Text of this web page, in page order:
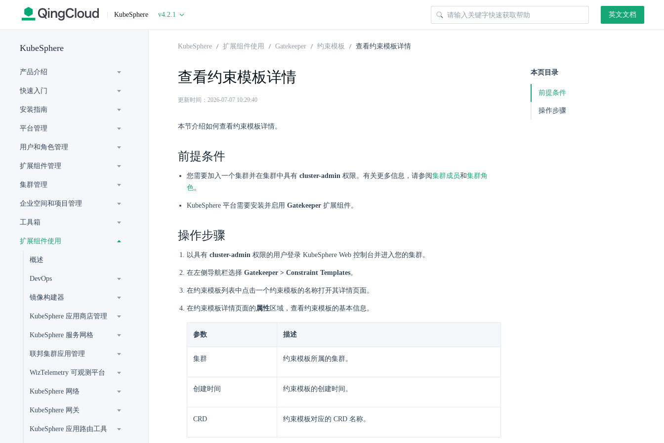
| KubeSphere v4.2.1 英文文档
KubeSphere
产品介绍
快速入门
安装指南
平台管理
用户和角色管理
扩展组件管理
集群管理
企业空间和项目管理
工具箱
扩展组件使用
概述
DevOps
镜像构建器
KubeSphere 应用商店管理
KubeSphere 服务网格
联邦集群应用管理
WizTelemetry 可观测平台
KubeSphere 网络
KubeSphere 网关
KubeSphere 应用路由工具
KubeSphere 扩展组件使用 Gatekeeper 约束模板 查看约束模板详情
查看约束模板详情
更新时间：2026-07-07 10:29:40
本节介绍如何查看约束模板详情。
前提条件
您需要加入一个集群并在集群中具有 cluster-admin 权限。有关更多信息，请参阅集群成员和集群角
色。
KubeSphere 平台需要安装并启用 Gatekeeper 扩展组件。
操作步骤
以具有 cluster-admin 权限的用户登录 KubeSphere Web 控制台并进入您的集群。
在左侧导航栏选择 Gatekeeper > Constraint Templates。
在约束模板列表中点击一个约束模板的名称打开其详情页面。
在约束模板详情页面的属性 区域，查看约束模板的基本信息。
参数 描述
集群 约束模板所属的集群。
创建时间 约束模板的创建时间。
CRD 约束模板对应的 CRD 名称。
本页目录
前提条件
操作步骤